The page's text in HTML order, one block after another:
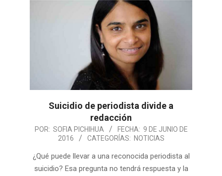
Suicidio de periodista divide a
redacción
POR: SOFIA PICHIHUA FECHA: 9 DE JUNIO DE
2016
CATEGORÍAS: NOTICIAS
¿Qué puede llevar a una reconocida periodista al
suicidio? Esa pregunta no tendrá respuesta y la